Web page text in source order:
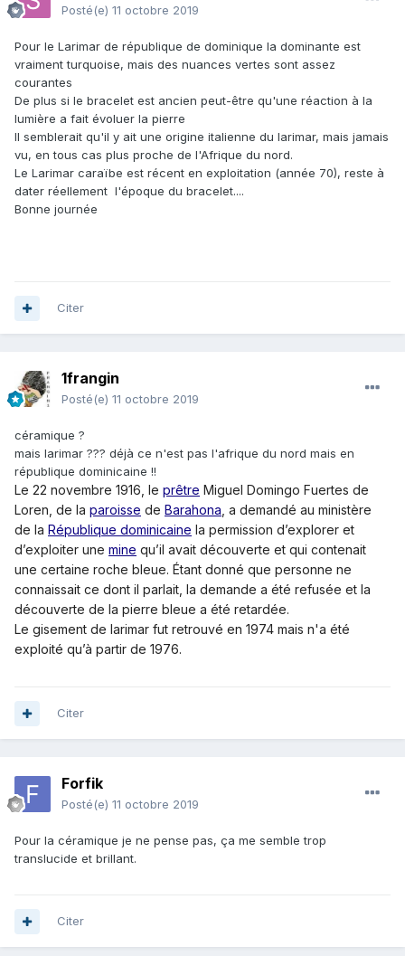
Posté(e) 11 octobre 2019
Pour le Larimar de république de dominique la dominante est
vraiment turquoise, mais des nuances vertes sont assez
courantes
De plus si le bracelet est ancien peut-être qu'une réaction à la
lumière a fait évoluer la pierre
Il semblerait qu'il y ait une origine italienne du larimar, mais jamais
vu, en tous cas plus proche de l'Afrique du nord.
Le Larimar caraïbe est récent en exploitation (année 70), reste à
dater réellement l'époque du bracelet....
Bonne journée
Citer
1frangin
Posté(e) 11 octobre 2019
céramique ?
mais larimar ??? déjà ce n'est pas l'afrique du nord mais en
république dominicaine !!
Le 22 novembre 1916, le prêtre Miguel Domingo Fuertes de
Loren, de la paroisse de Barahona , a demandé au ministère
de la République dominicaine la permission d’explorer et
d’exploiter une mine qu’il avait découverte et qui contenait
une certaine roche bleue. Étant donné que personne ne
connaissait ce dont il parlait, la demande a été refusée et la
découverte de la pierre bleue a été retardée.
Le gisement de larimar fut retrouvé en 1974 mais n'a été
exploité qu’à partir de 1976.
Citer
Forfik
Posté(e) 11 octobre 2019
Pour la céramique je ne pense pas, ça me semble trop
translucide et brillant.
Citer